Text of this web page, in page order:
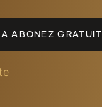
ABONEZ GRATUIT